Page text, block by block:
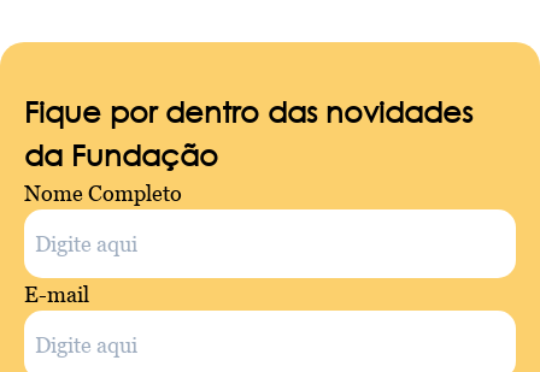
Fique por dentro das novidades
da Fundação
Nome Completo
E-mail